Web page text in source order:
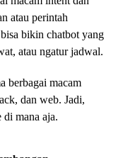
atau perintah
bikin chatbot yang
atau ngatur jadwal.
berbagai macam
dan web. Jadi,
mana aja.